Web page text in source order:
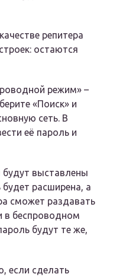
репитера
остаются
режим» –
«Поиск» и
сеть. В
её пароль и
выставлены
расширена, а
сможет раздавать
в беспроводном
будут те же,
если сделать